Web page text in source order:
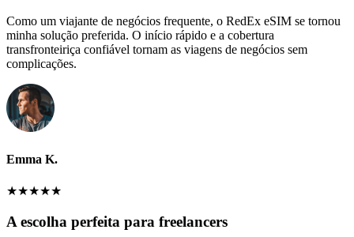
Como um viajante de negócios frequente, o RedEx eSIM se tornou
minha solução preferida. O início rápido e a cobertura
transfronteiriça confiável tornam as viagens de negócios sem
complicações.
Emma K.
★★★★★
A escolha perfeita para freelancers